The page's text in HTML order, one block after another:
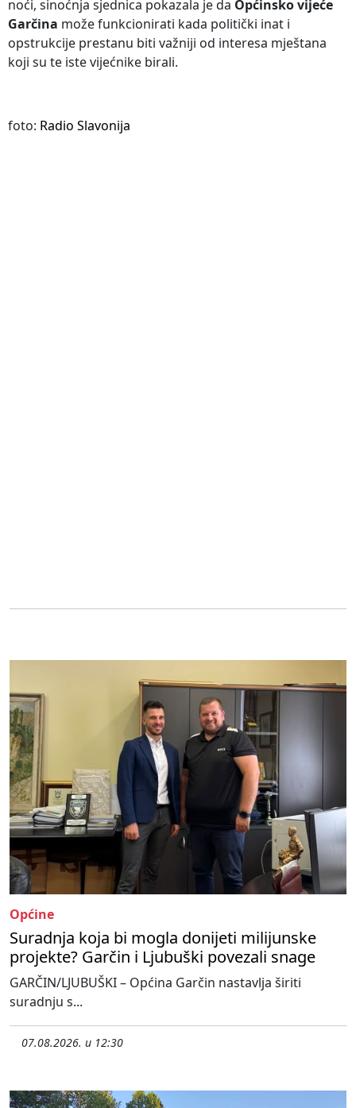
noći, sinoćnja sjednica pokazala je da Općinsko vijeće
Garčina može funkcionirati kada politički inat i
opstrukcije prestanu biti važniji od interesa mještana
koji su te iste vijećnike birali.
foto: Radio Slavonija
Općine
Suradnja koja bi mogla donijeti milijunske
projekte? Garčin i Ljubuški povezali snage
GARČIN/LJUBUŠKI – Općina Garčin nastavlja širiti
suradnju s...
07.08.2026. u 12:30